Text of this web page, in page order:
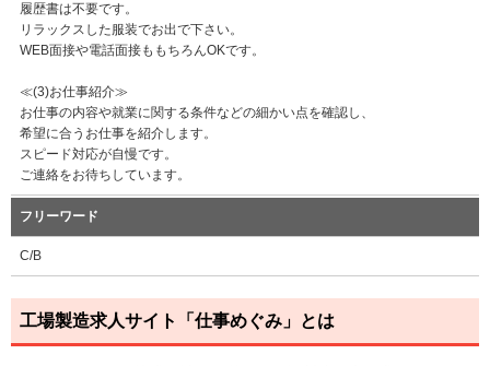
履歴書は不要です。
リラックスした服装でお出で下さい。
WEB面接や電話面接ももちろんOKです。
≪(3)お仕事紹介≫
お仕事の内容や就業に関する条件などの細かい点を確認し、
希望に合うお仕事を紹介します。
スピード対応が自慢です。
ご連絡をお待ちしています。
フリーワード
C/B
工場製造求人サイト「仕事めぐみ」とは